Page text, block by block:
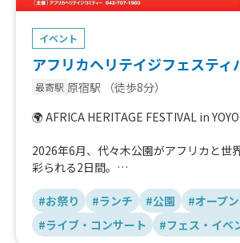
イベント
アフリカヘリテイジフェスティ
最寄駅 原宿駅
（徒歩8分）
🌍 AFRICA HERITAGE FESTIVAL in
2026年6月、代々木公園がアフリカと世
彩られる2日間。
6」を開催します。
アフリカンミュージック、ダンスパフォ
#お祭り #ランチ #公園
#オープ
#ライブ・コンサート
#フェス・イベ